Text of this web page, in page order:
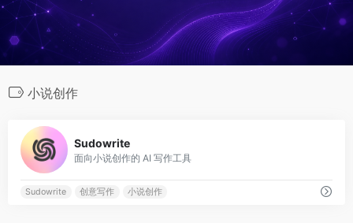
小说创作
Sudowrite
面向小说创作的 AI 写作工具
Sudowrite 创意写作 小说创作